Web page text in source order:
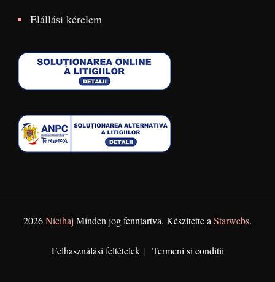
Elállási kérelem
2026Nicihaj Minden jog fenntartva. Készítette aStarwebs.
Felhasználási feltételek Termeni si conditii